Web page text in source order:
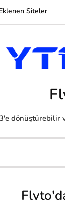
Siteler